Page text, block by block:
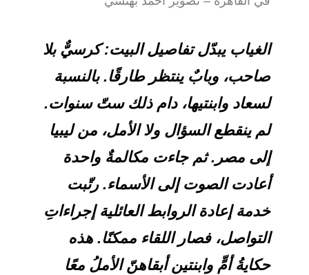
الغياب يبدّل تفاصيل البيت: كرسيٌّ بلا
صاحب، وبابٌ ينتظر طارقًا. بالنسبة
لسعاد وابنتيها، دام ذلك ستّ سنوات.
لم ينقطع السؤال ولا الأمل، من ليبيا
إلى مصر. ثم جاءت مكالمةٌ واحدة
أعادت الصوت إلى الأسماء. رتّبت
خدمة إعادة الروابط العائلية إجراءاتِ
التواصل، فصار اللقاء ممكنًا. هذه
حكايةُ أمٍّ وابنتين أبقاهنّ الأملُ معًا